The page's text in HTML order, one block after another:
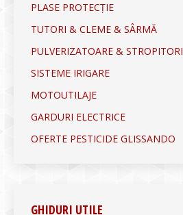
PLASE PROTECȚIE
TUTORI & CLEME & SÂRMĂ
PULVERIZATOARE & STROPITORI
SISTEME IRIGARE
MOTOUTILAJE
GARDURI ELECTRICE
OFERTE PESTICIDE GLISSANDO
GHIDURI UTILE